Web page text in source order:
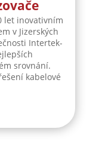
let inovativním
v Jizerských
Intertek-
srovnání.
kabelové